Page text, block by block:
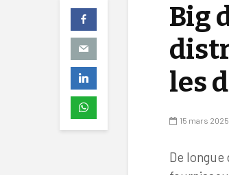
Big
les
15 mars 2025
De